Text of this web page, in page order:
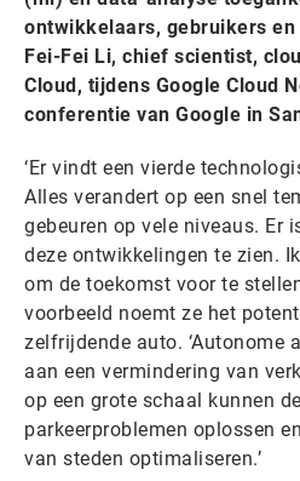
ontwikkelaars, gebruikers
Fei-Fei Li, chief scientist,
Cloud, tijdens Google Cloud
conferentie van Google in
‘Er vindt een vierde
Alles verandert op een snel
gebeuren op vele niveaus. Er
deze ontwikkelingen te zien.
om de toekomst voor te
voorbeeld noemt ze het
zelfrijdende auto. ‘Autonome
aan een vermindering van
op een grote schaal kunnen
parkeerproblemen oplossen
van steden optimaliseren.’